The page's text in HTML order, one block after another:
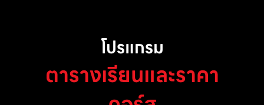
โปรแกรม
ตารางเรียนและราคา